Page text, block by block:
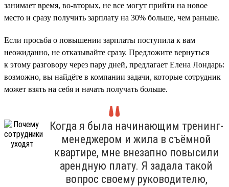
занимает время, во-вторых, не все могут прийти на новое
место и сразу получить зарплату на 30% больше, чем раньше.
Если просьба о повышении зарплаты поступила к вам
неожиданно, не отказывайте сразу. Предложите вернуться
к этому разговору через пару дней, предлагает Елена Лондарь:
возможно, вы найдёте в компании задачи, которые сотрудник
может взять на себя и начать получать больше.
Когда я была начинающим тренинг-
менеджером и жила в съёмной
квартире, мне внезапно повысили
арендную плату. Я задала такой
вопрос своему руководителю,